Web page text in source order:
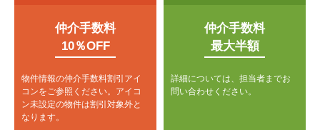
仲介手数料
10％OFF
物件情報の仲介手数料割引アイ
コンをご参照ください。 アイコ
ン未設定の物件は割引対象外と
なります。
仲介手数料
最大半額
詳細については、担当者までお
問い合わせください。